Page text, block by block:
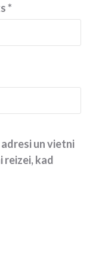
*
un vietni
reizei, kad